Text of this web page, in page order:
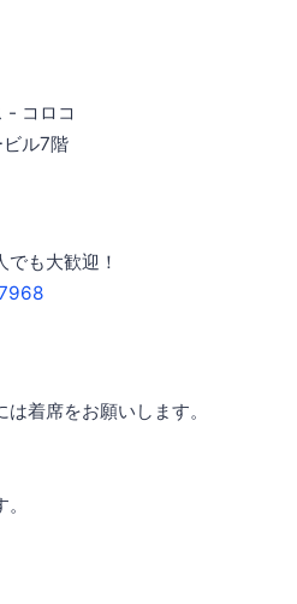
- コロコ
ル7階
も大歓迎！
着席をお願いします。